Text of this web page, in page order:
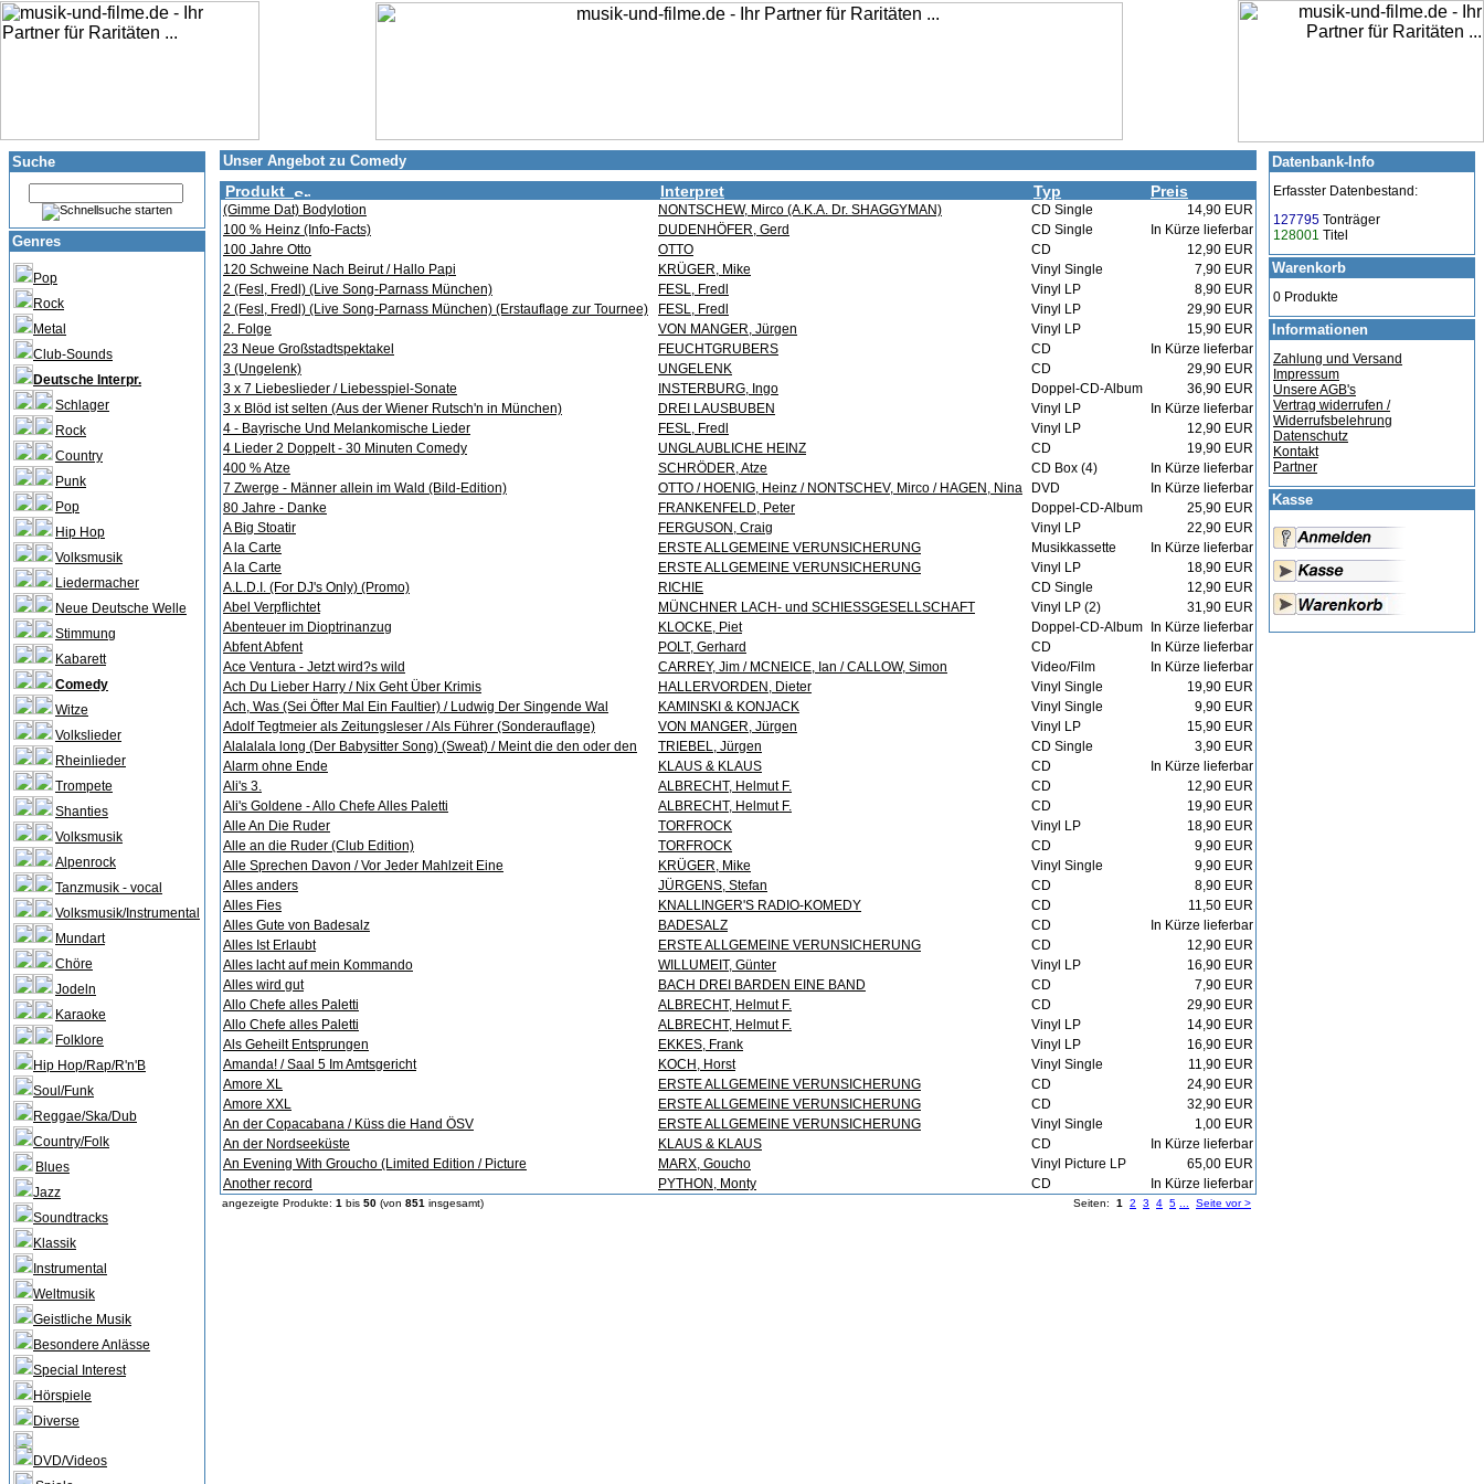
Suche
Genres
Pop
Rock
Metal
Club-Sounds
Deutsche Interpr.
Schlager
Rock
Country
Punk
Pop
Hip Hop
Volksmusik
Liedermacher
Neue Deutsche Welle
Stimmung
Kabarett
Comedy
Witze
Volkslieder
Rheinlieder
Trompete
Shanties
Volksmusik
Alpenrock
Tanzmusik - vocal
Volksmusik/Instrumental
Mundart
Chöre
Jodeln
Karaoke
Folklore
Hip Hop/Rap/R'n'B
Soul/Funk
Reggae/Ska/Dub
Country/Folk
Blues
Jazz
Soundtracks
Klassik
Instrumental
Weltmusik
Geistliche Musik
Besondere Anlässe
Special Interest
Hörspiele
Diverse
DVD/Videos
Unser Angebot zu Comedy
Produkt Interpret Typ Preis
(Gimme Dat) Bodylotion NONTSCHEW, Mirco (A.K.A. Dr. SHAGGYMAN) CD Single
14,90 EUR
100 % Heinz (Info-Facts)
DUDENHÖFER, Gerd CD Single
In Kürze lieferbar
100 Jahre Otto
OTTO CD
12,90 EUR
120 Schweine Nach Beirut / Hallo Papi
KRÜGER, Mike Vinyl Single
7,90 EUR
2 (Fesl, Fredl) (Live Song-Parnass München)
FESL, Fredl Vinyl LP
8,90 EUR
2 (Fesl, Fredl) (Live Song-Parnass München) (Erstauflage zur Tournee)
FESL, Fredl Vinyl LP
29,90 EUR
2. Folge
VON MANGER, Jürgen Vinyl LP
15,90 EUR
23 Neue Großstadtspektakel
FEUCHTGRUBERS CD
In Kürze lieferbar
3 (Ungelenk)
UNGELENK CD
29,90 EUR
3 x 7 Liebeslieder / Liebesspiel-Sonate
INSTERBURG, Ingo Doppel-CD-Album
36,90 EUR
3 x Blöd ist selten (Aus der Wiener Rutsch'n in München)
DREI LAUSBUBEN Vinyl LP
In Kürze lieferbar
4 - Bayrische Und Melankomische Lieder
FESL, Fredl Vinyl LP
12,90 EUR
4 Lieder 2 Doppelt - 30 Minuten Comedy
UNGLAUBLICHE HEINZ CD
19,90 EUR
400 % Atze
SCHRÖDER, Atze CD Box (4)
In Kürze lieferbar
7 Zwerge - Männer allein im Wald (Bild-Edition)
OTTO / HOENIG, Heinz / NONTSCHEV, Mirco / HAGEN, Nina DVD
In Kürze lieferbar
80 Jahre - Danke
FRANKENFELD, Peter Doppel-CD-Album
25,90 EUR
A Big Stoatir
FERGUSON, Craig Vinyl LP
22,90 EUR
A la Carte
ERSTE ALLGEMEINE VERUNSICHERUNG Musikkassette
In Kürze lieferbar
A la Carte
ERSTE ALLGEMEINE VERUNSICHERUNG Vinyl LP
18,90 EUR
A.L.D.I. (For DJ's Only) (Promo)
RICHIE CD Single
12,90 EUR
Abel Verpflichtet
MÜNCHNER LACH- und SCHIESSGESELLSCHAFT Vinyl LP (2)
31,90 EUR
Abenteuer im Dioptrinanzug
KLOCKE, Piet Doppel-CD-Album
In Kürze lieferbar
Abfent Abfent
POLT, Gerhard CD
In Kürze lieferbar
Ace Ventura - Jetzt wird?s wild
CARREY, Jim / MCNEICE, Ian / CALLOW, Simon Video/Film
In Kürze lieferbar
Ach Du Lieber Harry / Nix Geht Über Krimis
HALLERVORDEN, Dieter Vinyl Single
19,90 EUR
Ach, Was (Sei Öfter Mal Ein Faultier) / Ludwig Der Singende Wal
KAMINSKI & KONJACK Vinyl Single
9,90 EUR
Adolf Tegtmeier als Zeitungsleser / Als Führer (Sonderauflage)
VON MANGER, Jürgen Vinyl LP
15,90 EUR
Alalalala long (Der Babysitter Song) (Sweat) / Meint die den oder den
TRIEBEL, Jürgen CD Single
3,90 EUR
Alarm ohne Ende
KLAUS & KLAUS CD
In Kürze lieferbar
Ali's 3.
ALBRECHT, Helmut F. CD
12,90 EUR
Ali's Goldene - Allo Chefe Alles Paletti
ALBRECHT, Helmut F. CD
19,90 EUR
Alle An Die Ruder
TORFROCK Vinyl LP
18,90 EUR
Alle an die Ruder (Club Edition)
TORFROCK CD
9,90 EUR
Alle Sprechen Davon / Vor Jeder Mahlzeit Eine
KRÜGER, Mike Vinyl Single
9,90 EUR
Alles anders
JÜRGENS, Stefan CD
8,90 EUR
Alles Fies
KNALLINGER'S RADIO-KOMEDY CD
11,50 EUR
Alles Gute von Badesalz
BADESALZ CD
In Kürze lieferbar
Alles Ist Erlaubt
ERSTE ALLGEMEINE VERUNSICHERUNG CD
12,90 EUR
Alles lacht auf mein Kommando
WILLUMEIT, Günter Vinyl LP
16,90 EUR
Alles wird gut
BACH DREI BARDEN EINE BAND CD
7,90 EUR
Allo Chefe alles Paletti
ALBRECHT, Helmut F. CD
29,90 EUR
Allo Chefe alles Paletti
ALBRECHT, Helmut F. Vinyl LP
14,90 EUR
Als Geheilt Entsprungen
EKKES, Frank Vinyl LP
16,90 EUR
Amanda! / Saal 5 Im Amtsgericht
KOCH, Horst Vinyl Single
11,90 EUR
Amore XL
ERSTE ALLGEMEINE VERUNSICHERUNG CD
24,90 EUR
Amore XXL
ERSTE ALLGEMEINE VERUNSICHERUNG CD
32,90 EUR
An der Copacabana / Küss die Hand ÖSV
ERSTE ALLGEMEINE VERUNSICHERUNG Vinyl Single
1,00 EUR
An der Nordseeküste
KLAUS & KLAUS CD
In Kürze lieferbar
An Evening With Groucho (Limited Edition / Picture
MARX, Goucho Vinyl Picture LP
65,00 EUR
Another record
PYTHON, Monty CD In Kürze lieferbar
angezeigte Produkte: 1 bis 50 (von 851 insgesamt) Seiten: 1 2 3 4 5 Seite vor >
Datenbank-Info
Erfasster Datenbestand:
127795 Tonträger
128001 Titel
Warenkorb
0 Produkte
Informationen
Zahlung und Versand
Impressum
Unsere AGB's
Vertrag widerrufen /
Widerrufsbelehrung
Datenschutz
Kontakt
Partner
Kasse